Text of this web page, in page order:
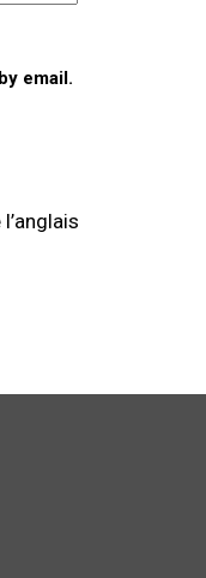
email.